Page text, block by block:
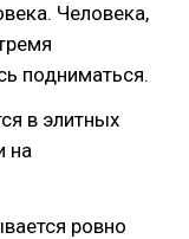
Человека,
подниматься.
в элитных
на
ровно